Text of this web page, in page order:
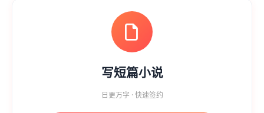
写短篇小说
日更万字 · 快速签约